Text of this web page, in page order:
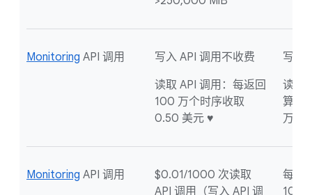
Monitoring API 调用
写入 API 调用不收费
读取 API 调用：每返回
100 万个时序收取
0.50 美元 ♥
写入
读取
算账
万个
Monitoring API 调用
$0.01/1000 次读取
API 调用（写入 API 调
每个
100